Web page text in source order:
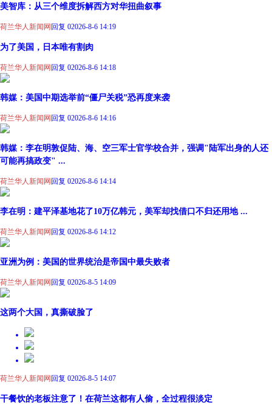
美智库：从三个维度拆解西方对华扭曲叙事
荷兰华人新闻网回复 02026-8-6 14:19
为了美国，日本唯有割肉
荷兰华人新闻网回复 02026-8-6 14:18
韩媒：美国中期选举前“僵尸关税”恐再度来袭
荷兰华人新闻网 回复 02026-8-6 14:16
韩媒：李在明敦促陆、海、空三军士官学校合并，强调"陆军出身的人还
可能再搞政变" ...
荷兰华人新闻网 回复 02026-8-6 14:14
李在明：建平泽基地花了10万亿韩元，美军却找借口不归还用地 ...
荷兰华人新闻网 回复 02026-8-6 14:12
亚洲为例：美国的世界统治是帝国中最失败者
荷兰华人新闻网 回复 02026-8-5 14:09
这两个大国，真撕破脸了
荷兰华人新闻网 回复 02026-8-5 14:07
干餐饮的老板注意了！在荷兰这都有人偷，全过程很淡定